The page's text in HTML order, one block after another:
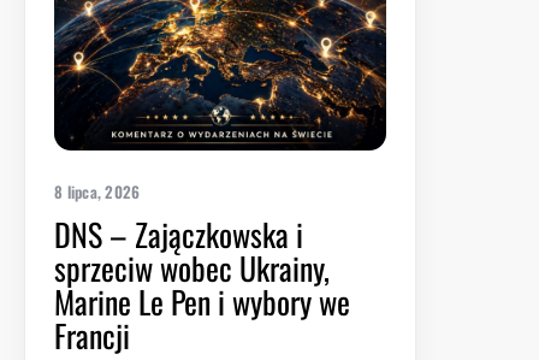
8 lipca, 2026
DNS – Zajączkowska i
sprzeciw wobec Ukrainy,
Marine Le Pen i wybory we
Francji